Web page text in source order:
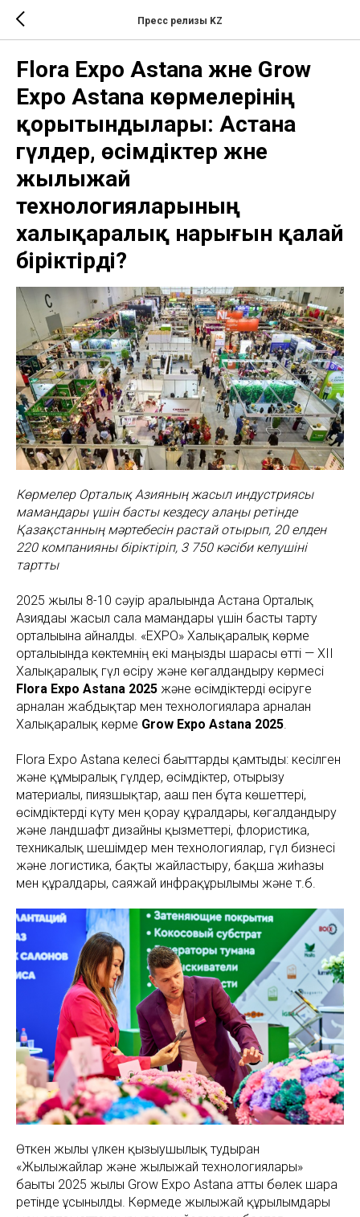
Пресс релизы KZ
Flora Expo Astana және Grow
Expo Astana көрмелерінің
қорытындылары: Астана
гүлдер, өсімдіктер және
жылыжай
технологияларының
халықаралық нарығын қалай
біріктірді?
Көрмелер Орталық Азияның жасыл индустриясы
мамандары үшін басты кездесу алаңы ретінде
Қазақстанның мәртебесін растай отырып, 20 елден
220 компанияны біріктіріп, 3 750 кәсіби келушіні
тартты
2025 жылғы 8-10 сәуір аралығында Астана Орталық
Азиядағы жасыл сала мамандары үшін басты тарту
орталығына айналды. «EXPO» Халықаралық көрме
орталығында көктемнің екі маңызды шарасы өтті — XII
Халықаралық гүл өсіру және көгалдандыру көрмесі
Flora Expo Astana 2025 және өсімдіктерді өсіруге
арналған жабдықтар мен технологияларға арналған
Халықаралық көрме Grow Expo Astana 2025.
Flora Expo Astana келесі бағыттарды қамтыды: кесілген
және құмыралық гүлдер, өсімдіктер, отырғызу
материалы, пиязшықтар, ағаш пен бұта көшеттері,
өсімдіктерді күту мен қорғау құралдары, көгалдандыру
және ландшафт дизайны қызметтері, флористика,
техникалық шешімдер мен технологиялар, гүл бизнесі
және логистика, бақты жайластыру, бақша жиһазы
мен құралдары, саяжай инфрақұрылымы және т.б.
Өткен жылы үлкен қызығушылық тудырған
«Жылыжайлар және жылыжай технологиялары»
бағыты 2025 жылы Grow Expo Astana атты бөлек шара
ретінде ұсынылды. Көрмеде жылыжай құрылымдары